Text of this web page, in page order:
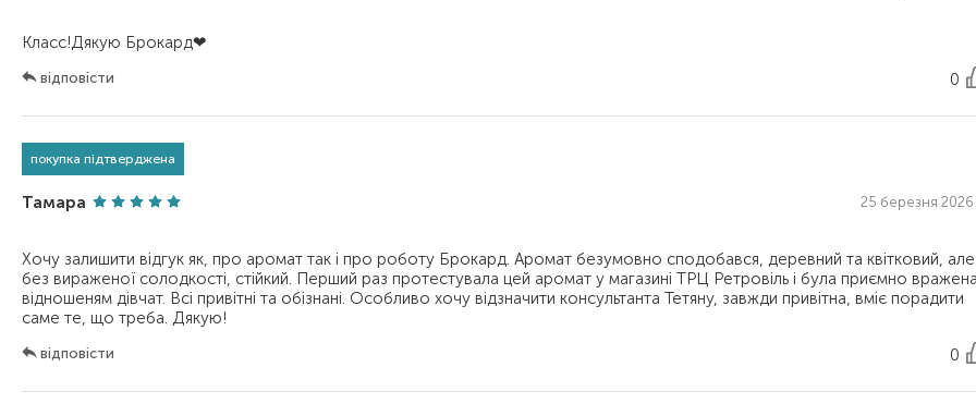
відповісти 0
покупка підтверджена
Тамара 25 березня 2026
Хочу залишити відгук як, про аромат так і про роботу Брокард. Аромат безумовно сподобався, деревний та квітковий, але
без вираженої солодкості, стійкий. Перший раз протестувала цей аромат у магазині ТРЦ Ретровіль і була приємно
відношеням дівчат. Всі привітні та обізнані. Особливо хочу відзначити консультанта Тетяну, завжди привітна, вміє порадити
відповісти 0